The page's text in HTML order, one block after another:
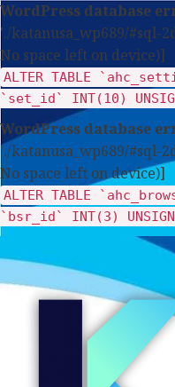
WordPress database
'./katanusa_wp689/#sql-
No space left on device)]
ALTER TABLE
`set_id` INT(10)
WordPress database
'./katanusa_wp689/#sql-
No space left on device)]
ALTER TABLE
`bsr_id` INT(3)
content